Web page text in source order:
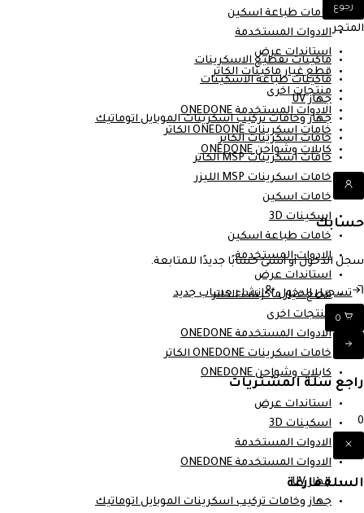
رجوع
المتجر
ماكينات تقطيع الاسكرينات
ماكينات طباعة الاسكينات
جهاز UV
جهاز وخامات تركيب اسكرينات الموبايل اتوماتيك
خامات اسكرينات الكاتر
خامات اسكرينات MSP الكاتر
خامات اسكرينات MSP الليزر
خامات اسكين
اسكينات 3D
خامات طباعة اسكين
الادوات المستخدمة
استاندات عرض
قطع غيار ماكينات الكاتر
منتجات اخرى
الادوات المستخدمة ONEDONE
خامات اسكرينات ONEDONE الكاتر
كابلات وشواحن ONEDONE
استاندات عرض
اسكينات 3D
الادوات المستخدمة
الادوات المستخدمة ONEDONE
جهاز UV
جهاز وخامات تركيب اسكرينات الموبايل اتوماتيك
خامات طباعة اسكين
الادوات المستخدمة
استاندات عرض
قطع غيار ماكينات الكاتر
منتجات اخرى
الادوات المستخدمة ONEDONE
خامات اسكرينات ONEDONE الكاتر
كابلات وشواحن ONEDONE
حسابك
سجل الدخول أو أنشئ حسابًا جديدًا للمتابعة.
تسجيل الدخول إنشاء حساب جديد
0
راجع سلة المشتريات
0
السلة فارغة